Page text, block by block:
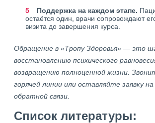
Поддержка на каждом этапе.
остаётся один, врачи сопровождают
визита до завершения курса.
Обращение в «Тропу Здоровья» — это
восстановлению психического
возвращению полноценной жизни.
горячей линии или оставляйте заявку
обратной связи.
Список литературы: